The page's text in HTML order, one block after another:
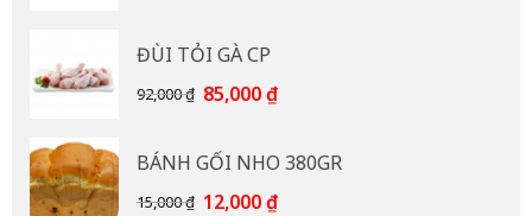
110,000 ₫.
ĐÙI TỎI GÀ CP
92,000₫ Giá
92,000 ₫.
85,000₫Giá
là:
85,000 ₫.
BÁNH GỐI NHO 380GR
15,000₫ Giá
12,000₫Giá